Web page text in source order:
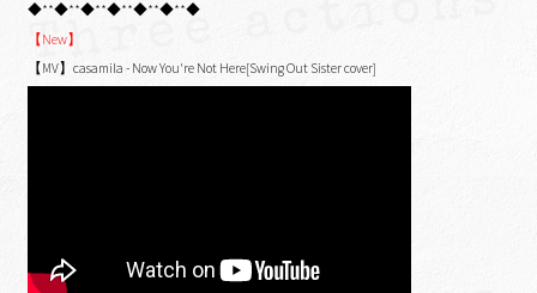
◆**◆**◆**◆**◆**◆**◆
【New】
【MV】casamila - Now You're Not Here[Swing Out Sister cover]